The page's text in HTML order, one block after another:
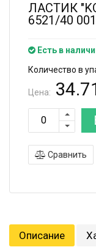
ЛАСТИК
6521/40
Есть в
Количество в
Цена:
Сравнить
Описание